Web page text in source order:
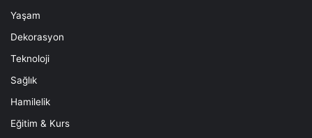
Yaşam
Dekorasyon
Teknoloji
Sağlık
Hamilelik
Eğitim & Kurs